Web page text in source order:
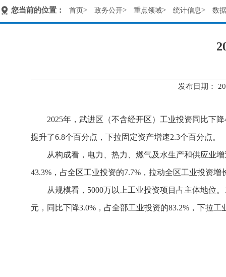
您当前的位置： 首页> 政务公开> 重点领域> 统计信息> 数
发布日期：
2025年，武进区（不含经开区） 工业投资同比下
提升了6.8个百分点，下拉固定资产增速2.3个百分点。
从构成看，电力、热力、燃气及水生产和供应业
43.3%，占全区工业投资的7.7%，拉动全区工业投资
从规模看，5000万以上工业投资项目占主体地位
元，同比下降3.0%，占全部工业投资的83.2%，下拉